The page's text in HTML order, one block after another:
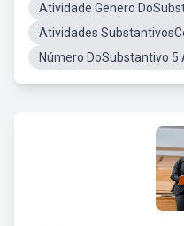
Atividade Genero
Atividades
Número DoSubstantivo 5